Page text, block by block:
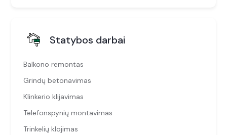
Statybos darbai
Balkono remontas
Grindų betonavimas
Klinkerio klijavimas
Telefonspynių montavimas
Trinkelių klojimas